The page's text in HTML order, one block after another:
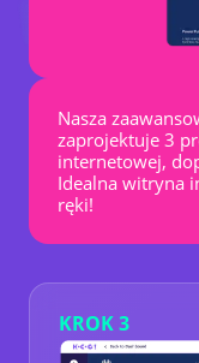
Nasza
zaprojektuje 3
internetowej,
Idealna witryna
ręki!
KROK 3